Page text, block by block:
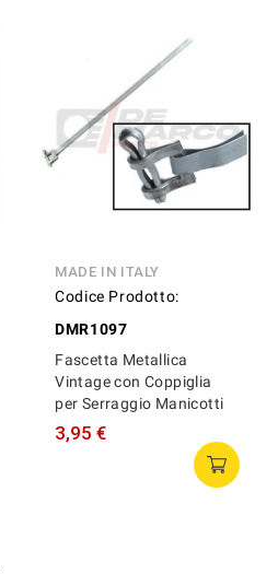
MADE IN ITALY
Codice Prodotto:
DMR1097
Fascetta Metallica
Vintage con Coppiglia
per Serraggio Manicotti
3,95 €